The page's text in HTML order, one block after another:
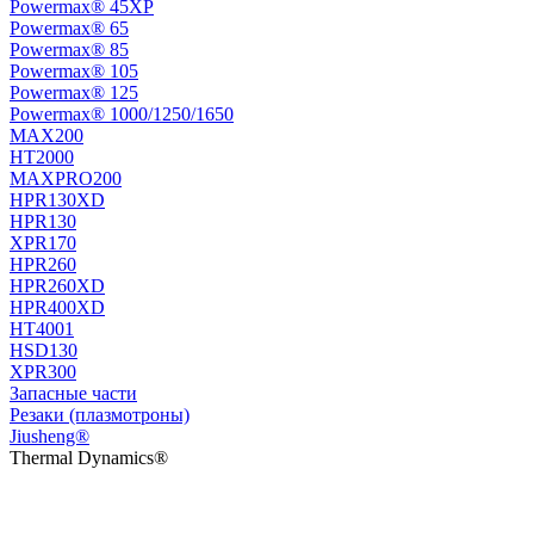
Powermax® 45XP
Powermax® 65
Powermax® 85
Powermax® 105
Powermax® 125
Powermax® 1000/1250/1650
MAX200
HT2000
MAXPRO200
HPR130XD
HPR130
XPR170
HPR260
HPR260XD
HPR400XD
HT4001
HSD130
XPR300
Запасные части
Резаки (плазмотроны)
Jiusheng®
Thermal Dynamics®